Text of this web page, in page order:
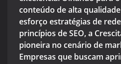
conteúdo de alta
esforço estratégias de
princípios de SEO, a
pioneira no cenário de
Empresas que buscam